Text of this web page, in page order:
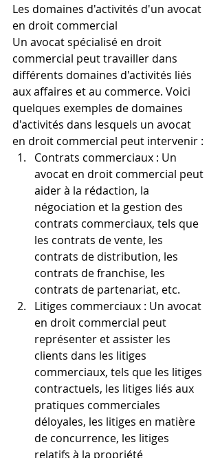
Les domaines d'activités d'un avocat
en droit commercial
Un avocat spécialisé en droit
commercial peut travailler dans
différents domaines d'activités liés
aux affaires et au commerce. Voici
quelques exemples de domaines
d'activités dans lesquels un avocat
en droit commercial peut intervenir :
Contrats commerciaux : Un
avocat en droit commercial peut
aider à la rédaction, la
négociation et la gestion des
contrats commerciaux, tels que
les contrats de vente, les
contrats de distribution, les
contrats de franchise, les
contrats de partenariat, etc.
Litiges commerciaux : Un avocat
en droit commercial peut
représenter et assister les
clients dans les litiges
commerciaux, tels que les litiges
contractuels, les litiges liés aux
pratiques commerciales
déloyales, les litiges en matière
de concurrence, les litiges
relatifs à la propriété